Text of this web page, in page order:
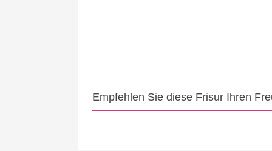
Empfehlen Sie diese Frisur Ihren